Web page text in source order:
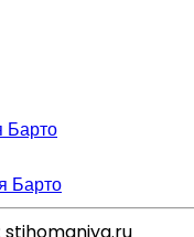
Барто
Барто